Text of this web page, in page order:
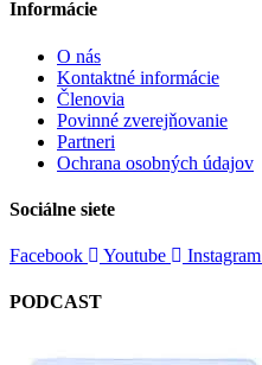
Informácie
O nás
Kontaktné informácie
Členovia
Povinné zverejňovanie
Partneri
Ochrana osobných údajov
Sociálne siete
Facebook Youtube Instagram
PODCAST